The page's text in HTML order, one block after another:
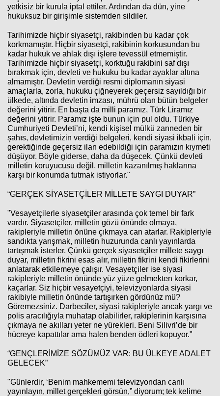
yetkisiz bir kurula iptal ettiler. Ardından da dün, yine
hukuksuz bir girişimle sistemden sildiler.
Tarihimizde hiçbir siyasetçi, rakibinden bu kadar çok
korkmamıştır. Hiçbir siyasetçi, rakibinin korkusundan bu
kadar hukuk ve ahlak dışı işlere tevessül etmemiştir.
Tarihimizde hiçbir siyasetçi, korktuğu rakibini saf dışı
bırakmak için, devleti ve hukuku bu kadar ayaklar altına
almamıştır. Devletin verdiği resmi diplomanın siyasi
amaçlarla, zorla, hukuku çiğneyerek geçersiz sayıldığı bir
ülkede, altında devletin imzası, mührü olan bütün belgeler
değerini yitirir. En başta da milli paramız, Türk Liramız
değerini yitirir. Paramız işte bunun için pul oldu. Türkiye
Cumhuriyeti Devleti’ni, kendi kişisel mülkü zanneden bir
şahıs, devletimizin verdiği belgeleri, kendi siyasi ikbali için,
gerektiğinde geçersiz ilan edebildiği için paramızın kıymeti
düşüyor. Böyle giderse, daha da düşecek. Çünkü devleti
milletin koruyucusu değil, milletin kazanılmış haklarına
karşı bir konumda tutmak istiyorlar."
“GERÇEK SİYASETÇİLER MİLLETE SAYGI DUYAR”
"Vesayetçilerle siyasetçiler arasında çok temel bir fark
vardır. Siyasetçiler, milletin gözü önünde olmaya,
rakipleriyle milletin önüne çıkmaya can atarlar. Rakipleriyle
sandıkta yarışmak, milletin huzurunda canlı yayınlarda
tartışmak isterler. Çünkü gerçek siyasetçiler millete saygı
duyar, milletin fikrini esas alır, milletin fikrini kendi fikirlerini
anlatarak etkilemeye çalışır. Vesayetçiler ise siyasi
rakipleriyle milletin önünde yüz yüze gelmekten korkar,
kaçarlar. Siz hiçbir vesayetçiyi, televizyonlarda siyasi
rakibiyle milletin önünde tartışırken gördünüz mü?
Göremezsiniz. Darbeciler, siyasi rakipleriyle ancak yargı ve
polis aracılığıyla muhatap olabilirler, rakiplerinin karşısına
çıkmaya ne akılları yeter ne yürekleri. Beni Silivri’de bir
hücreye kapattılar ama halen benden ödleri kopuyor."
“GENÇLERİMİZE SÖZÜMÜZ VAR: BU ÜLKEYE ADALET
GELECEK”
"Günlerdir, ‘Benim mahkememi televizyondan canlı
yayınlayın, millet gerçekleri görsün,” diyorum; tek kelime